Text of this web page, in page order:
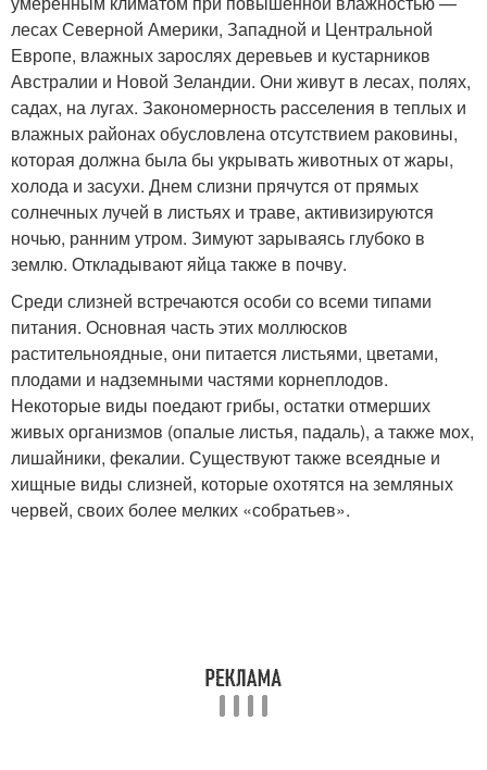
лесах Северной Америки, Западной и Центральной
Европе, влажных зарослях деревьев и кустарников
Австралии и Новой Зеландии. Они живут в лесах, полях,
садах, на лугах. Закономерность расселения в теплых и
влажных районах обусловлена отсутствием раковины,
которая должна была бы укрывать животных от жары,
холода и засухи. Днем слизни прячутся от прямых
солнечных лучей в листьях и траве, активизируются
ночью, ранним утром. Зимуют зарываясь глубоко в
землю. Откладывают яйца также в почву.
Среди слизней встречаются особи со всеми типами
питания. Основная часть этих моллюсков
растительноядные, они питается листьями, цветами,
плодами и надземными частями корнеплодов.
Некоторые виды поедают грибы, остатки отмерших
живых организмов (опалые листья, падаль), а также мох,
лишайники, фекалии. Существуют также всеядные и
хищные виды слизней, которые охотятся на земляных
червей, своих более мелких «собратьев».